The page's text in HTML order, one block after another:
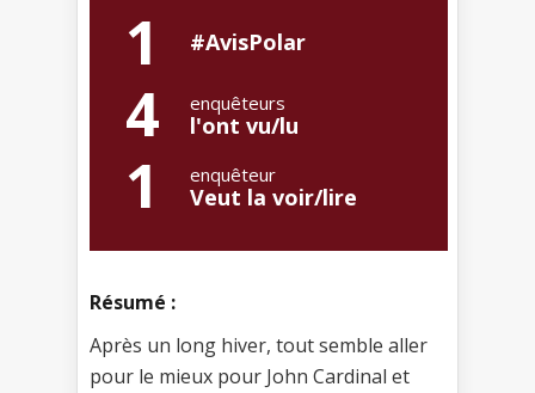
1 #AvisPolar
4 enquêteurs
l'ont vu/lu
1 enquêteur
Veut la voir/lire
Résumé :
Après un long hiver, tout semble aller
pour le mieux pour John Cardinal et